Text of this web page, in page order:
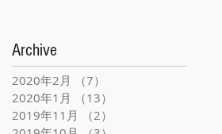
Archive
2020年2月 （7）
2020年1月
（13）
2019年11月
（2）